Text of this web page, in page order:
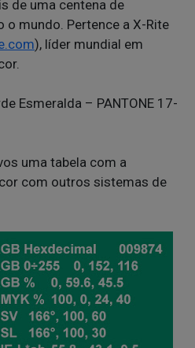
de uma centena de
mundo. Pertence a X-Rite
), líder mundial em
Esmeralda – PANTONE 17-
uma tabela com a
com outros sistemas de